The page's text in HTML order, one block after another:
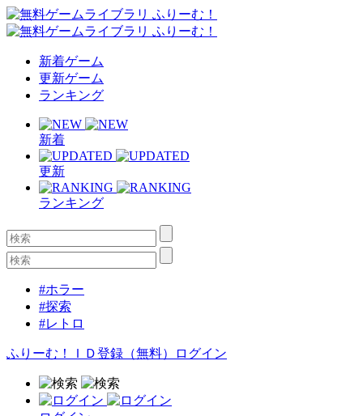
新着ゲーム
更新ゲーム
ランキング
新着
更新
ランキング
#ホラー
#探索
#レトロ
ふりーむ！ＩＤ登録（無料） ログイン